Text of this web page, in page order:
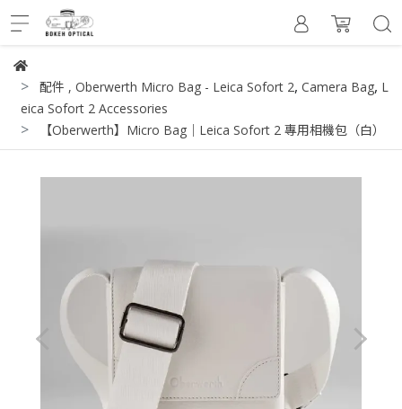
配件 , Oberwerth Micro Bag - Leica Sofort 2, Camera Bag, L
eica Sofort 2 Accessories
【Oberwerth】Micro Bag｜Leica Sofort 2 專用相機包（白）